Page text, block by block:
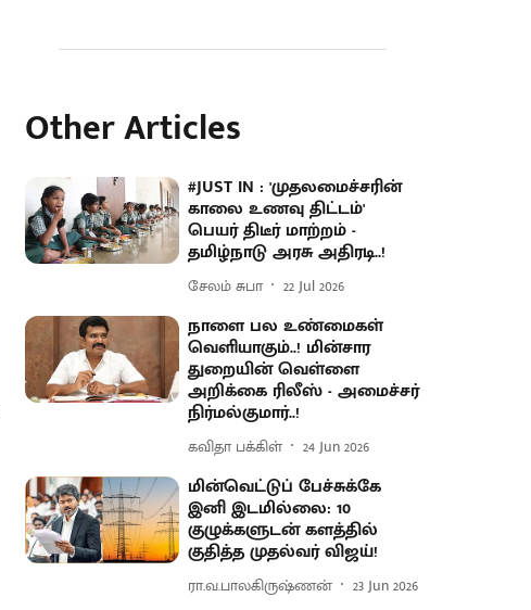
Other Articles
#JUST IN : 'முதலமைச்சரின்
காலை உணவு திட்டம்'
பெயர் திடீர் மாற்றம் -
தமிழ்நாடு அரசு அதிரடி..!
சேலம் சுபா 22 Jul 2026
நாளை பல உண்மைகள்
வெளியாகும்..! மின்சார
துறையின் வெள்ளை
அறிக்கை ரிலீஸ் - அமைச்சர்
நிர்மல்குமார்..!
கவிதா பக்கிள் 24 Jun 2026
மின்வெட்டுப் பேச்சுக்கே
இனி இடமில்லை: 10
குழுக்களுடன் களத்தில்
குதித்த முதல்வர் விஜய்!
ரா.வ.பாலகிருஷ்ணன் 23 Jun 2026